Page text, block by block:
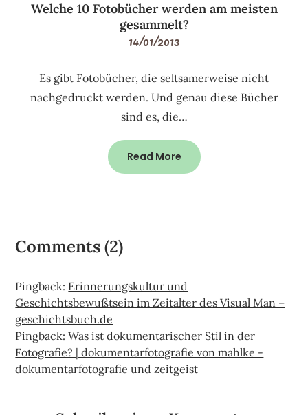
Welche 10 Fotobücher werden am meisten
gesammelt?
14/01/2013
Es gibt Fotobücher, die seltsamerweise nicht
nachgedruckt werden. Und genau diese Bücher
sind es, die…
Read More
Comments (2)
Pingback: Erinnerungskultur und
Geschichtsbewußtsein im Zeitalter des Visual Man –
geschichtsbuch.de
Pingback:Was ist dokumentarischer Stil in der
Fotografie? | dokumentarfotografie von mahlke -
dokumentarfotografie und zeitgeist